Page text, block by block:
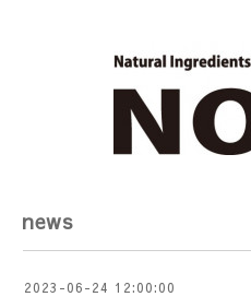
news
2023-06-24 12:00:00